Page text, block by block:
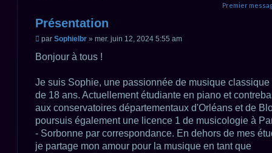
Premier
Présentation
M
s
g
e
n
o
l
u
par Sophielbr » mer. juin 12, 2024 5:55 am
Bonjour à tous !
Je suis Sophie, une passionnée de musique classique
de 18 ans. Actuellement étudiante en piano et
aux conservatoires départementaux d'Orléans et de
poursuis également une licence 1 de musicologie à
- Sorbonne par correspondance. En dehors de mes
je partage mon amour pour la musique en tant que